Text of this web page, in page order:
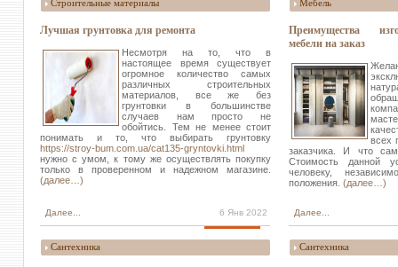
Строительные материалы
Лучшая грунтовка для ремонта
Несмотря на то, что в
настоящее время существует
огромное количество самых
различных строительных
материалов, все же без
грунтовки в большинстве
случаев нам просто не
обойтись. Тем не менее стоит
понимать и то, что выбирать грунтовку
https://stroy-bum.com.ua/cat135-gryntovki.html
нужно с умом, к тому же осуществлять покупку
только в проверенном и надежном магазине.
(далее…)
6 Янв 2022
Далее...
Мебель
Преимущества
мебели на заказ
всех
заказчика. И что
Стоимость данной
человеку,
положения. (далее…)
Далее...
Сантехника Сантехника